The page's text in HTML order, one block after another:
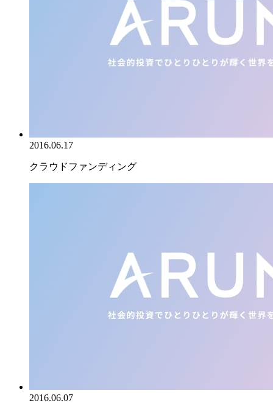
2016.06.17
クラウドファンディング
2016.06.07